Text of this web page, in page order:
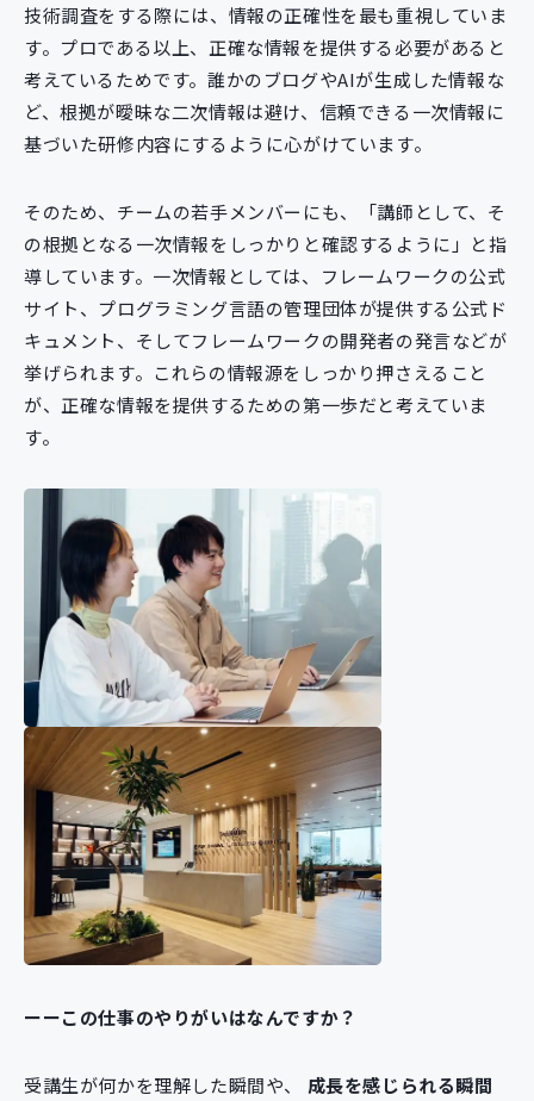
技術調査をする際には、情報の正確性を最も重視していま
す。プロである以上、正確な情報を提供する必要があると
考えているためです。誰かのブログやAIが生成した情報な
ど、根拠が曖昧な二次情報は避け、信頼できる一次情報に
基づいた研修内容にするように心がけています。
そのため、チームの若手メンバーにも、「講師として、そ
の根拠となる一次情報をしっかりと確認するように」と指
導しています。一次情報としては、フレームワークの公式
サイト、プログラミング言語の管理団体が提供する公式ド
キュメント、そしてフレームワークの開発者の発言などが
挙げられます。これらの情報源をしっかり押さえること
が、正確な情報を提供するための第一歩だと考えていま
す。
ーーこの仕事のやりがいはなんですか？
受講生が何かを理解した瞬間や、 成長を感じられる瞬間